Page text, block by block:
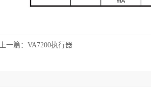
上一篇： VA7200执行器